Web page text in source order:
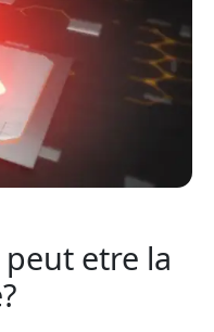
etre la